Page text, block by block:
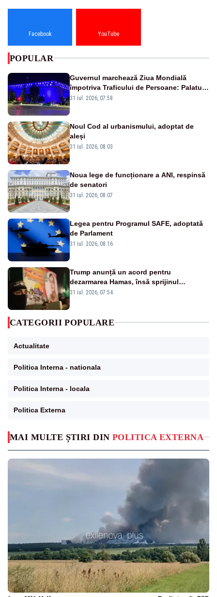
MAI MULTE ȘTIRI DIN POLITICA EXTERNA
Facebook YouTube
POPULAR
Guvernul marchează Ziua Mondială
împotriva Traficului de Persoane: Palatul
Victoria, iluminat în albastru
31 iul. 2026, 07:58
Noul Cod al urbanismului, adoptat de
aleși
31 iul. 2026, 08:03
Noua lege de funcționare a ANI, respinsă
de senatori
31 iul. 2026, 08:07
Legea pentru Programul SAFE, adoptată
de Parlament
31 iul. 2026, 08:16
Trump anunță un acord pentru
dezarmarea Hamas, însă sprijinul
Israelului rămâne incert
31 iul. 2026, 07:54
CATEGORII POPULARE
Actualitate
Politica Interna - nationala
Politica Interna - locala
Politica Externa